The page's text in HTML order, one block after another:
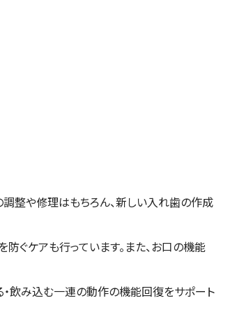
整や修理はもちろん、新しい入れ歯の作成
ぐケアも行っています。また、お口の機能
・飲み込む一連の動作の機能回復をサポート